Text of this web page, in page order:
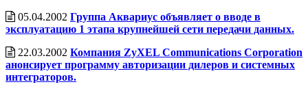
05.04.2002 Группа Аквариус объявляет о вводе в
эксплуатацию 1 этапа крупнейшей сети передачи данных.
22.03.2002 Компания ZyXEL Communications Corporation
анонсирует программу авторизации дилеров и системных
интеграторов.